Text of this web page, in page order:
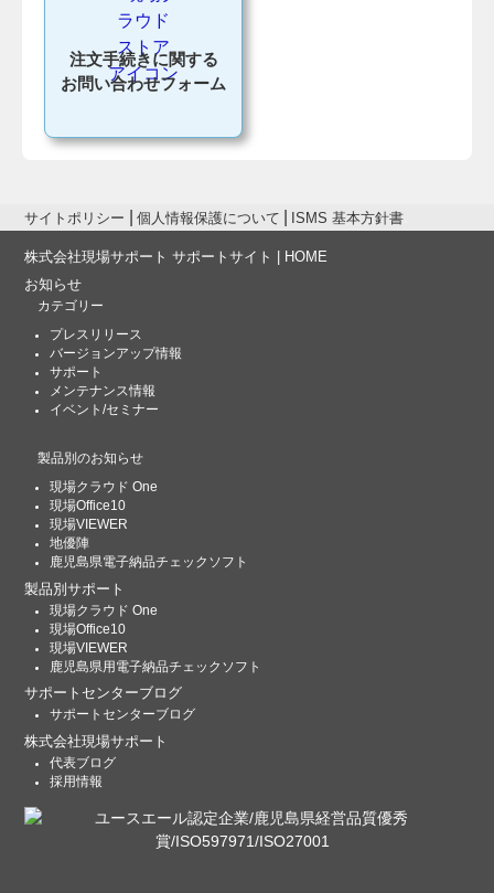
注文手続きに関する
お問い合わせフォーム
サイトポリシー 個人情報保護について ISMS 基本方針書
株式会社現場サポート サポートサイト | HOME
お知らせ
カテゴリー
プレスリリース
バージョンアップ情報
サポート
メンテナンス情報
イベント/セミナー
製品別のお知らせ
現場クラウド One
現場Office10
現場VIEWER
地優陣
鹿児島県電子納品チェックソフト
製品別サポート
現場クラウド One
現場Office10
現場VIEWER
鹿児島県用電子納品チェックソフト
サポートセンターブログ
サポートセンターブログ
株式会社現場サポート
代表ブログ
採用情報